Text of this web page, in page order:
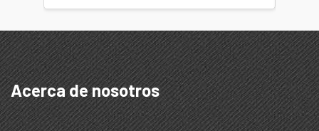
Acerca de nosotros